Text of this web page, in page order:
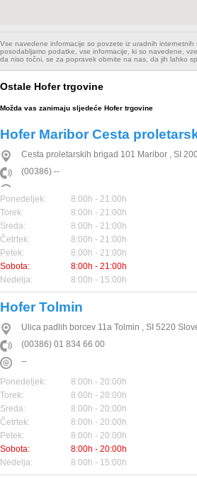
Vse navedene informacije so povzete iz uradnih
posodabljamo podatke, vse informacije, ki so navedene,
da niso točni, se za popravek obrnite na nas, da jih lahko
Ostale Hofer trgovine
Možda vas zanimaju sljedeće Hofer trgovine
Hofer Maribor Cesta
Cesta proletarskih brigad 101 Maribor , SI
(00386) --
Ponedeljek:
8:00h - 21:00h
Torek:
8:00h - 21:00h
Sreda:
8:00h - 21:00h
Četrtek:
8:00h - 21:00h
Petek:
8:00h - 21:00h
Sobota:
8:00h - 21:00h
Nedelja:
8:00h - 15:00h
Hofer Tolmin
Ulica padlih borcev 11a Tolmin , SI 5220
(00386) 01 834 66 00
--
Ponedeljek:
8:00h - 20:00h
Torek:
8:00h - 20:00h
Sreda:
8:00h - 20:00h
Četrtek:
8:00h - 20:00h
Petek:
8:00h - 20:00h
Sobota:
8:00h - 20:00h
Nedelja:
8:00h - 15:00h